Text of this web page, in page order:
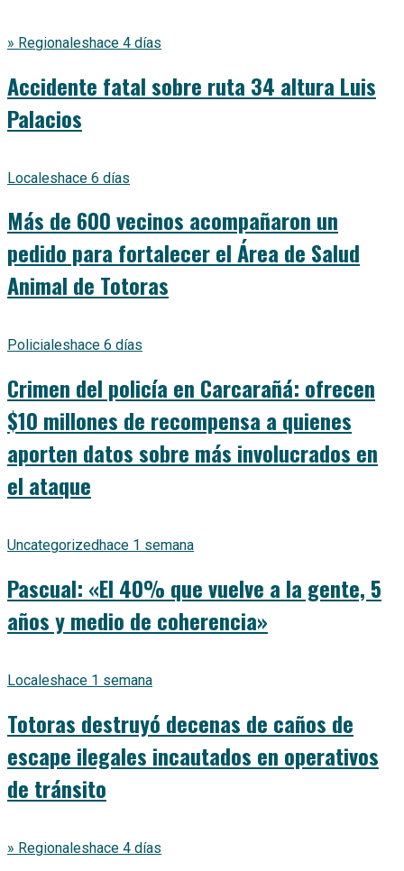
» Regionaleshace 4 días
Accidente fatal sobre ruta 34 altura Luis
Palacios
Localeshace 6 días
Más de 600 vecinos acompañaron un
pedido para fortalecer el Área de Salud
Animal de Totoras
Policialeshace 6 días
Crimen del policía en Carcarañá: ofrecen
$10 millones de recompensa a quienes
aporten datos sobre más involucrados en
el ataque
Uncategorized hace 1 semana
Pascual: «El 40% que vuelve a la gente, 5
años y medio de coherencia»
Localeshace 1 semana
Totoras destruyó decenas de caños de
escape ilegales incautados en operativos
de tránsito
» Regionaleshace 4 días